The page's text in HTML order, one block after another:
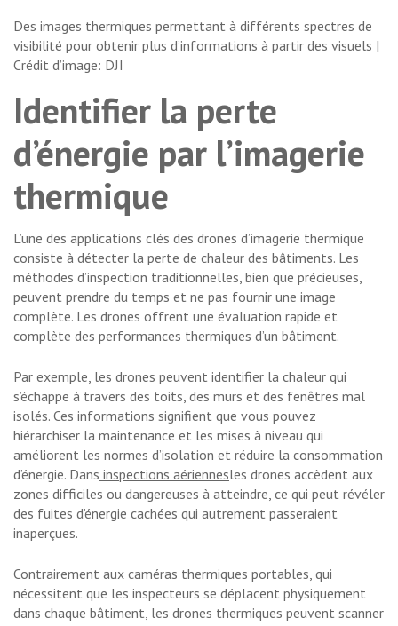
Des images thermiques permettant à différents spectres de
visibilité pour obtenir plus d’informations à partir des visuels |
Crédit d’image: DJI
Identifier la perte
d’énergie par l’imagerie
thermique
L’une des applications clés des drones d’imagerie thermique
consiste à détecter la perte de chaleur des bâtiments. Les
méthodes d’inspection traditionnelles, bien que précieuses,
peuvent prendre du temps et ne pas fournir une image
complète. Les drones offrent une évaluation rapide et
complète des performances thermiques d’un bâtiment.
Par exemple, les drones peuvent identifier la chaleur qui
s’échappe à travers des toits, des murs et des fenêtres mal
isolés. Ces informations signifient que vous pouvez
hiérarchiser la maintenance et les mises à niveau qui
améliorent les normes d’isolation et réduire la consommation
d’énergie. Dans inspections aériennesles drones accèdent aux
zones difficiles ou dangereuses à atteindre, ce qui peut révéler
des fuites d’énergie cachées qui autrement passeraient
inaperçues.
Contrairement aux caméras thermiques portables, qui
nécessitent que les inspecteurs se déplacent physiquement
dans chaque bâtiment, les drones thermiques peuvent scanner